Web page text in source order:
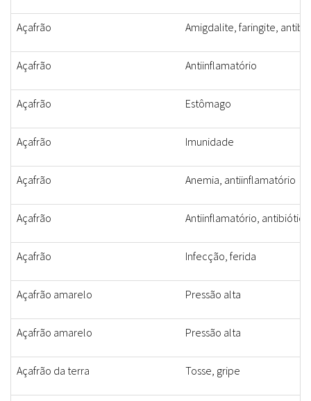
Açafrão Amigdalite, faringite,
Açafrão Antiinflamatório
Açafrão Estômago
Açafrão Imunidade
Açafrão Anemia, antiinflamatório
Açafrão Antiinflamatório,
Açafrão Infecção, ferida
Açafrão amarelo Pressão alta
Açafrão amarelo Pressão alta
Açafrão da terra Tosse, gripe